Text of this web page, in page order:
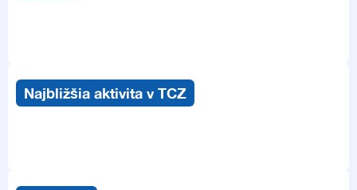
Najbližšia aktivita v TCZ